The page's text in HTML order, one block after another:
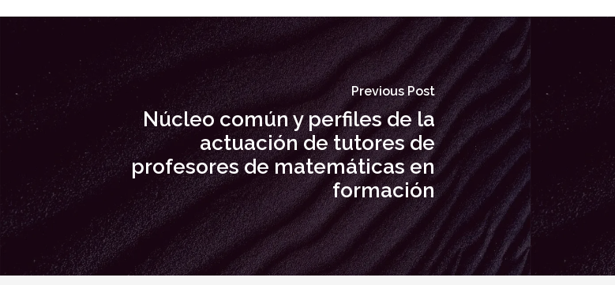
Previous Post
Núcleo común y perfiles de la
actuación de tutores de
profesores de matemáticas en
formación